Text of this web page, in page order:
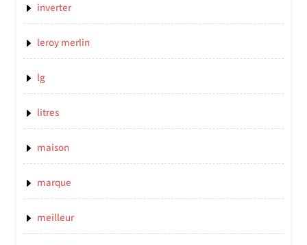
inverter
leroy merlin
lg
litres
maison
marque
meilleur